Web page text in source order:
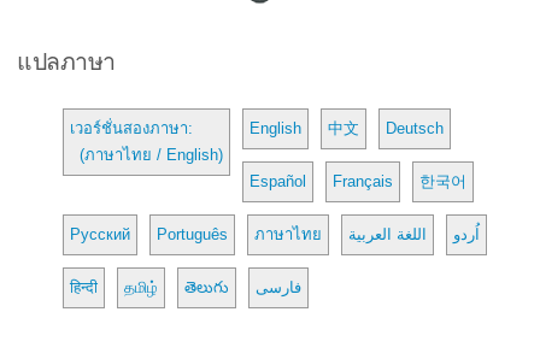
แปลภาษา
เวอร์ชั่นสองภาษา:
(ภาษาไทย / English)
English 中文 Deutsch
Español Français 한국어
Русский Português ภาษาไทย اللغة العربية اُردو
हिन्दी தமிழ் తెలుగు فارسی